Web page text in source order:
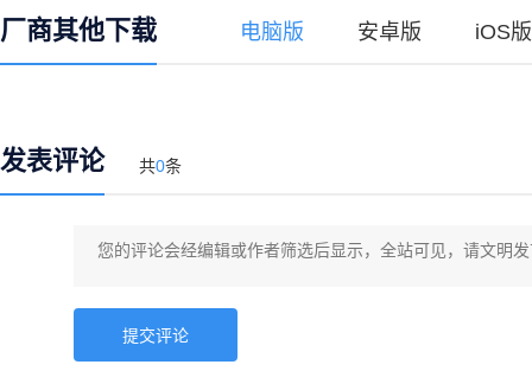
厂商其他下载 电脑版 安卓版 iOS版
发表评论 共0条